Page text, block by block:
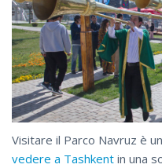
Visitare il Parco Navruz è
vedere a Tashkent in una